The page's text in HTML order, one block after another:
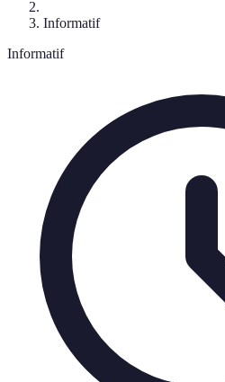
Informatif
Informatif